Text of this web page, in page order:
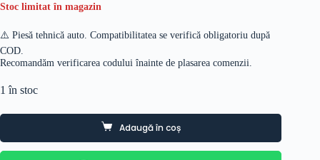
Stoc limitat în magazin
⚠️ Piesă tehnică auto. Compatibilitatea se verifică obligatoriu după
COD.
Recomandăm verificarea codului înainte de plasarea comenzii.
1 în stoc
Adaugă în coș